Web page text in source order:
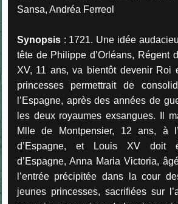
Sansa, Andréa Ferreol
Synopsis: 1721. Une idée
tête de Philippe d’Orléans, Régent
XV, 11 ans, va bientôt devenir Roi
princesses permettrait de
l’Espagne, après des années de
les deux royaumes exsangues. Il
Mlle de Montpensier, 12 ans, à
d’Espagne, et Louis XV doit
d’Espagne, Anna Maria Victoria,
l’entrée précipitée dans la cour
jeunes princesses, sacrifiées sur